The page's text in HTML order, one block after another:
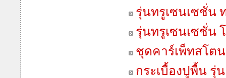
รุ่นทรูเซนเซชั่น ท
รุ่นทรูเซนเซชั่น โ
ชุดคาร์เพ็ทสโตน
กระเบื้องปูพื้น รุ่